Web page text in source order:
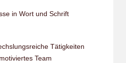
in Wort und Schrift
Tätigkeiten
Team